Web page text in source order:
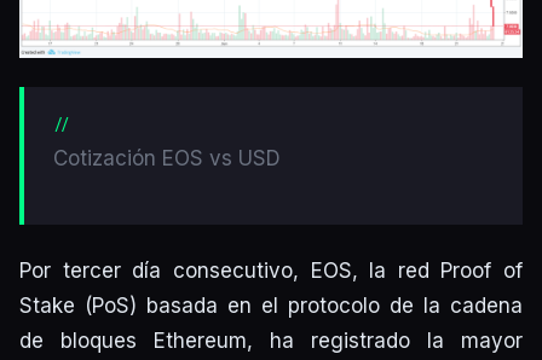
Cotización EOS vs USD
Por tercer día consecutivo, EOS, la red Proof of
Stake (PoS) basada en el protocolo de la cadena
de bloques Ethereum, ha registrado la mayor